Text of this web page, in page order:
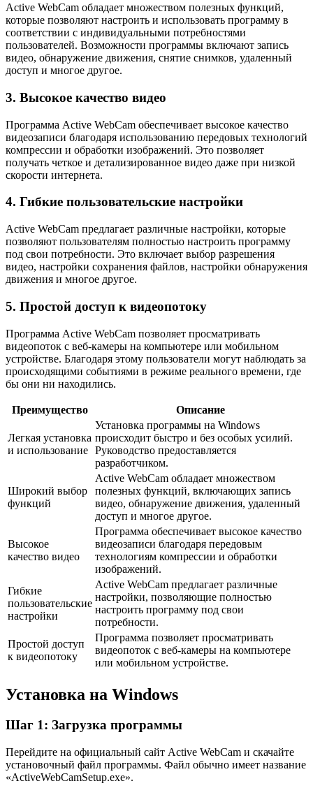
Active WebCam обладает множеством полезных функций,
которые позволяют настроить и использовать программу в
соответствии с индивидуальными потребностями
пользователей. Возможности программы включают запись
видео, обнаружение движения, снятие снимков, удаленный
доступ и многое другое.
3. Высокое качество видео
Программа Active WebCam обеспечивает высокое качество
видеозаписи благодаря использованию передовых технологий
компрессии и обработки изображений. Это позволяет
получать четкое и детализированное видео даже при низкой
скорости интернета.
4. Гибкие пользовательские настройки
Active WebCam предлагает различные настройки, которые
позволяют пользователям полностью настроить программу
под свои потребности. Это включает выбор разрешения
видео, настройки сохранения файлов, настройки обнаружения
движения и многое другое.
5. Простой доступ к видеопотоку
Программа Active WebCam позволяет просматривать
видеопоток с веб-камеры на компьютере или мобильном
устройстве. Благодаря этому пользователи могут наблюдать за
происходящими событиями в режиме реального времени, где
бы они ни находились.
Преимущество Описание
Легкая установка
и использование
Установка программы на Windows
происходит быстро и без особых усилий.
Руководство предоставляется
разработчиком.
Широкий выбор
функций
Active WebCam обладает множеством
полезных функций, включающих запись
видео, обнаружение движения, удаленный
доступ и многое другое.
Высокое
качество видео
Программа обеспечивает высокое качество
видеозаписи благодаря передовым
технологиям компрессии и обработки
изображений.
Гибкие
пользовательские
настройки
Active WebCam предлагает различные
настройки, позволяющие полностью
настроить программу под свои
потребности.
Простой доступ
к видеопотоку
Программа позволяет просматривать
видеопоток с веб-камеры на компьютере
или мобильном устройстве.
Установка на Windows
Шаг 1: Загрузка программы
Перейдите на официальный сайт Active WebCam и скачайте
установочный файл программы. Файл обычно имеет название
«ActiveWebCamSetup.exe».